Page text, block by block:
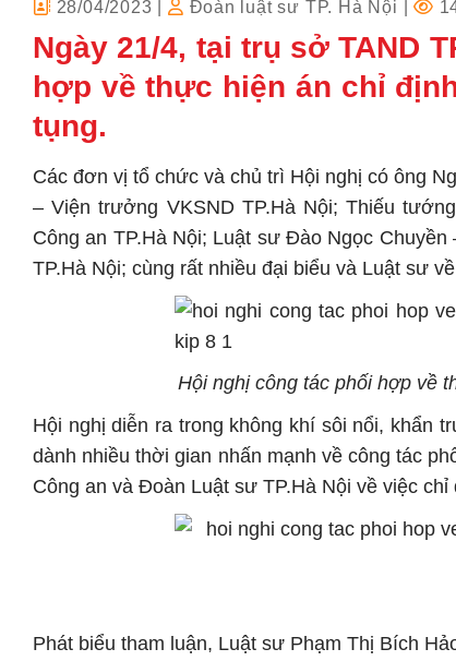
28/04/2023 Đoàn luật sư TP. Hà Nội |
Ngày 21/4, tại trụ sở TAND
hợp về thực hiện án chỉ
tụng.
Các đơn vị tổ chức và chủ trì Hội nghị có ông
– Viện trưởng VKSND TP.Hà Nội; Thiếu
Công an TP.Hà Nội; Luật sư Đào Ngọc
TP.Hà Nội; cùng rất nhiều đại biểu và Luật sư
Hội nghị công tác phối hợp về
Hội nghị diễn ra trong không khí sôi nổi, khẩn
dành nhiều thời gian nhấn mạnh về công tác
Công an và Đoàn Luật sư TP.Hà Nội về việc
Phát biểu tham luận, Luật sư Phạm Thị Bích